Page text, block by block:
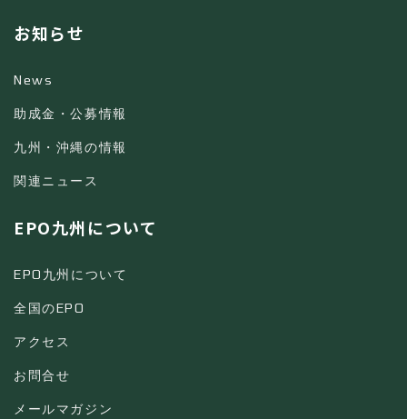
お知らせ
News
助成金・公募情報
九州・沖縄の情報
関連ニュース
EPO九州について
EPO九州について
全国のEPO
アクセス
お問合せ
メールマガジン